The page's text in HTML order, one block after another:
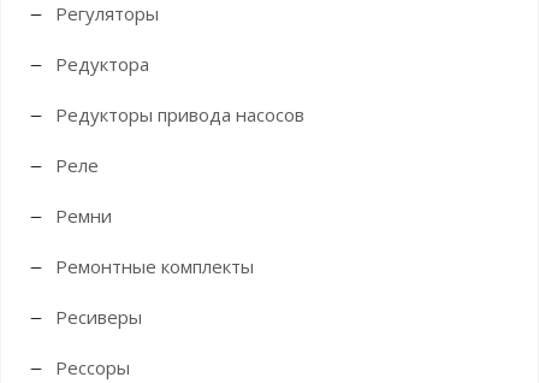
Регуляторы
Редуктора
Редукторы привода насосов
Реле
Ремни
Ремонтные комплекты
Ресиверы
Рессоры